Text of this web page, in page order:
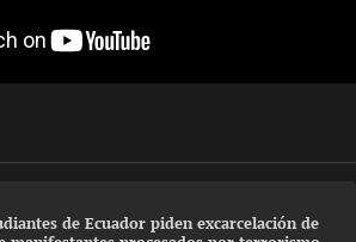
de Ecuador piden excarcelación de